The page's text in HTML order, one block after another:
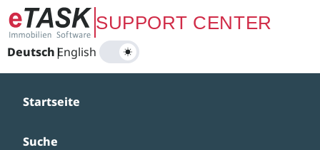
Zum Hauptinhalt springenSUPPORT CENTER
Deutsch|
English
Startseite
Suche